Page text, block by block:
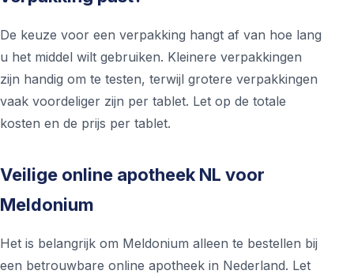
De keuze voor een verpakking hangt af van hoe lang
u het middel wilt gebruiken. Kleinere verpakkingen
zijn handig om te testen, terwijl grotere verpakkingen
vaak voordeliger zijn per tablet. Let op de totale
kosten en de prijs per tablet.
Veilige online apotheek NL voor
Meldonium
Het is belangrijk om Meldonium alleen te bestellen bij
een betrouwbare online apotheek in Nederland. Let